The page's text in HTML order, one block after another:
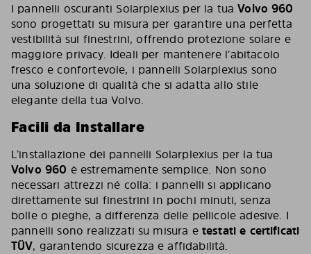
I pannelli oscuranti Solarplexius per la tuaVolvo 960
sono progettati su misura per garantire una perfetta
vestibilità sui finestrini, offrendo protezione solare e
maggiore privacy. Ideali per mantenere l’abitacolo
fresco e confortevole, i pannelli Solarplexius sono
una soluzione di qualità che si adatta allo stile
elegante della tua Volvo.
Facili da Installare
L’installazione dei pannelli Solarplexius per la tua
Volvo 960 è estremamente semplice. Non sono
necessari attrezzi né colla: i pannelli si applicano
direttamente sui finestrini in pochi minuti, senza
bolle o pieghe, a differenza delle pellicole adesive. I
pannelli sono realizzati su misura e testati e certificati
TÜV, garantendo sicurezza e affidabilità.